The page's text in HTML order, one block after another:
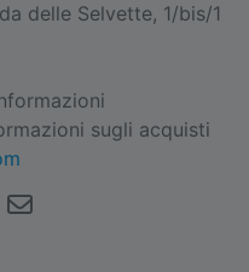
delle Selvette, 1/bis/1
sugli acquisti